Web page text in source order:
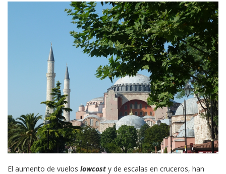
El aumento de vuelos lowcost y de escalas en cruceros, han